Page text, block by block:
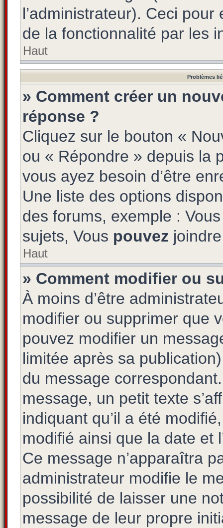
l’administrateur). Ceci
de la fonctionnalité par les
Haut
Problèmes
» Comment créer un
réponse ?
Cliquez sur le bouton «
ou « Répondre » depuis la
vous ayez besoin d’être
Une liste des options
des forums, exemple :
sujets, Vous pouvez
Haut
» Comment modifier ou
À moins d’être
modifier ou supprimer que
pouvez modifier un
limitée après sa
du message
message, un petit texte
indiquant qu’il a été
modifié ainsi que la date et
Ce message n’apparaîtra
administrateur modifie le
possibilité de laisser une
message de leur propre